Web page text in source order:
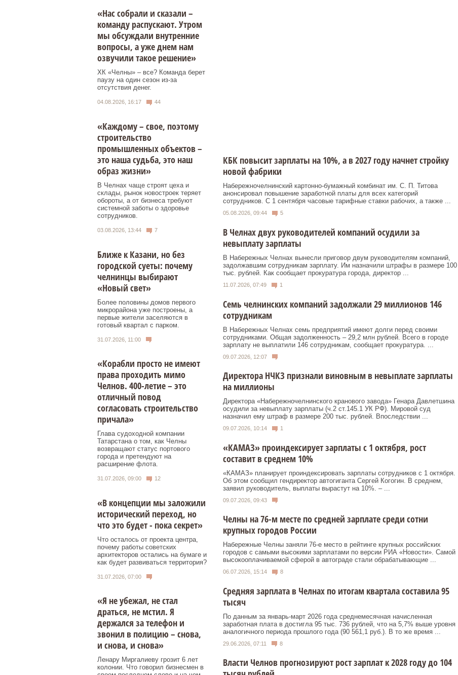
«Нас собрали и сказали –
команду распускают. Утром
мы обсуждали внутренние
вопросы, а уже днем нам
озвучили такое решение»
ХК «Челны» – все? Команда берет
паузу на один сезон из-за
отсутствия денег.
04.08.2026, 16:17 44
«Каждому – свое, поэтому
строительство
промышленных объектов –
это наша судьба, это наш
образ жизни»
В Челнах чаще строят цеха и
склады, рынок новостроек теряет
обороты, а от бизнеса требуют
системной заботы о здоровье
сотрудников.
03.08.2026, 13:44 7
Ближе к Казани, но без
городской суеты: почему
челнинцы выбирают
«Новый свет»
Более половины домов первого
микрорайона уже построены, а
первые жители заселяются в
готовый квартал с парком.
31.07.2026, 11:00
«Корабли просто не имеют
права проходить мимо
Челнов. 400-летие – это
отличный повод
согласовать строительство
причала»
Глава судоходной компании
Татарстана о том, как Челны
возвращают статус портового
города и претендуют на
расширение флота.
31.07.2026, 09:00 12
«В концепции мы заложили
исторический переход, но
что это будет - пока секрет»
Что осталось от проекта центра,
почему работы советских
архитекторов остались на бумаге и
как будет развиваться территория?
31.07.2026, 07:00
«Я не убежал, не стал
драться, не мстил. Я
держался за телефон и
звонил в полицию – снова,
и снова, и снова»
Ленару Миргалиеву грозит 6 лет
колонии. Что говорил бизнесмен в
КБК повысит зарплаты на 10%, а в 2027 году начнет стройку
новой фабрики
Набережночелнинский картонно‑бумажный комбинат им. С. П. Титова
анонсировал повышение заработной платы для всех категорий
сотрудников. С 1 сентября часовые тарифные ставки рабочих, а также ...
05.08.2026, 09:44 5
В Челнах двух руководителей компаний осудили за
невыплату зарплаты
В Набережных Челнах вынесли приговор двум руководителям компаний,
задолжавшим сотрудникам зарплату. Им назначили штрафы в размере 100
тыс. рублей. Как сообщает прокуратура города, директор ...
11.07.2026, 07:49 1
Семь челнинских компаний задолжали 29 миллионов 146
сотрудникам
В Набережных Челнах семь предприятий имеют долги перед своими
сотрудниками. Общая задолженность – 29,2 млн рублей. Всего в городе
зарплату не выплатили 146 сотрудникам, сообщает прокуратура. ...
09.07.2026, 12:07
Директора НЧКЗ признали виновным в невыплате зарплаты
на миллионы
Директора «Набережночелнинского кранового завода» Генара Давлетшина
осудили за невыплату зарплаты (ч.2 ст.145.1 УК РФ). Мировой суд
назначил ему штраф в размере 200 тыс. рублей. Впоследствии ...
09.07.2026, 10:14 1
«КАМАЗ» проиндексирует зарплаты с 1 октября, рост
составит в среднем 10%
«КАМАЗ» планирует проиндексировать зарплаты сотрудников с 1 октября.
Об этом сообщил гендиректор автогиганта Сергей Когогин. В среднем,
заявил руководитель, выплаты вырастут на 10%. – ...
09.07.2026, 09:43
Челны на 76-м месте по средней зарплате среди сотни
крупных городов России
Набережные Челны заняли 76-е место в рейтинге крупных российских
городов с самыми высокими зарплатами по версии РИА «Новости». Самой
высокооплачиваемой сферой в автограде стали обрабатывающие ...
06.07.2026, 15:14 8
Средняя зарплата в Челнах по итогам квартала составила 95
тысяч
По данным за январь-март 2026 года среднемесячная начисленная
заработная плата в достигла 95 тыс. 736 рублей, что на 5,7% выше уровня
аналогичного периода прошлого года (90 561,1 руб.). В то же время ...
29.06.2026, 07:11 8
Власти Челнов прогнозируют рост зарплат к 2028 году до 104